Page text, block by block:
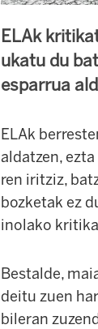
ELAk
ukatu du
esparrua
ELAk
aldatzen,
ren iritziz,
bozketak ez
inolako
Bestalde,
deitu zuen
bileran